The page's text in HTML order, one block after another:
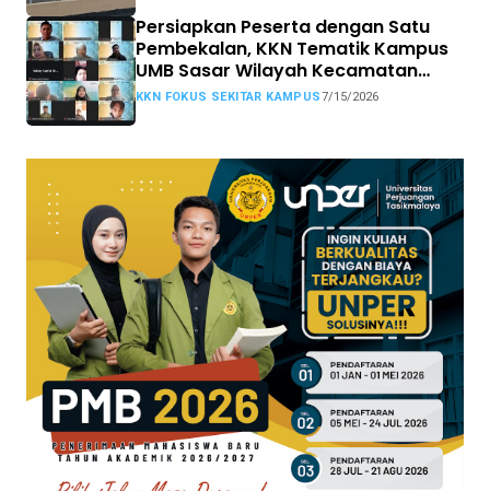
Persiapkan Peserta dengan Satu
Pembekalan, KKN Tematik Kampus
UMB Sasar Wilayah Kecamatan
Sekitar Kampus
KKN FOKUS SEKITAR KAMPUS7/15/2026